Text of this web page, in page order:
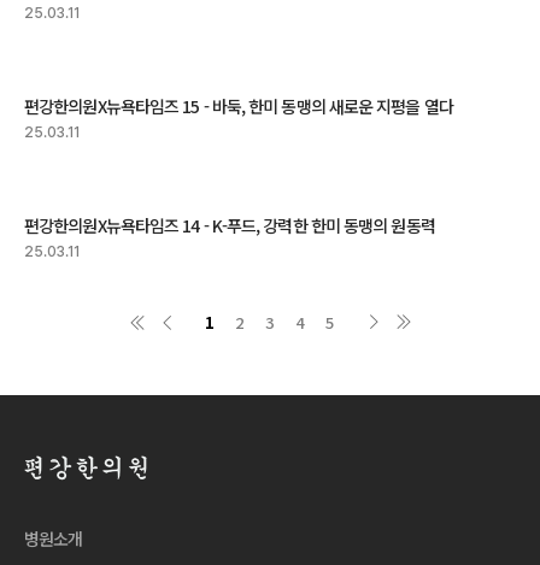
25.03.11
편강한의원X뉴욕타임즈 15 - 바둑, 한미 동맹의 새로운 지평을 열다
25.03.11
편강한의원X뉴욕타임즈 14 - K-푸드, 강력한 한미 동맹의 원동력
25.03.11
1 2 3 4 5
병원소개